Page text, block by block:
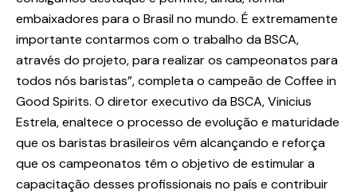
embaixadores para o Brasil no mundo. É extremamente
importante contarmos com o trabalho da BSCA,
através do projeto, para realizar os campeonatos para
todos nós baristas”, completa o campeão de Coffee in
Good Spirits. O diretor executivo da BSCA, Vinicius
Estrela, enaltece o processo de evolução e maturidade
que os baristas brasileiros vêm alcançando e reforça
que os campeonatos têm o objetivo de estimular a
capacitação desses profissionais no país e contribuir